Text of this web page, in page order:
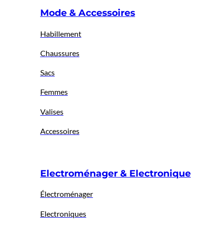
Mode & Accessoires
Habillement
Chaussures
Sacs
Femmes
Valises
Accessoires
Electroménager & Electronique
Électroménager
Electroniques